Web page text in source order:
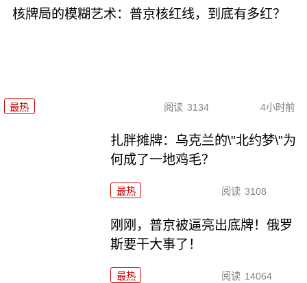
核牌局的模糊艺术：普京核红线，到底有多红？
最热 阅读 3134 4小时前
扎胖摊牌：乌克兰的\"北约梦\"为
何成了一地鸡毛？
最热 阅读 3108
刚刚，普京被逼亮出底牌！俄罗
斯要干大事了！
最热 阅读 14064